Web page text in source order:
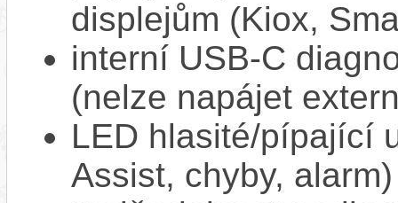
displejům (Kiox,
interní USB‑C
(nelze napájet
LED hlasité/pípající
Assist, chyby, alarm)